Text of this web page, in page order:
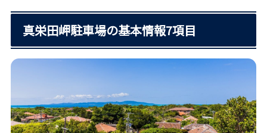
真栄田岬駐車場の基本情報7項目